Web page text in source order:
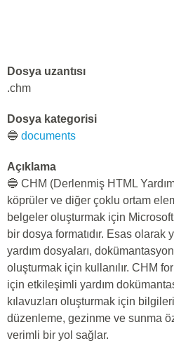
Dosya uzantısı
.chm
Dosya kategorisi
🔵 documents
Açıklama
🔵 CHM (Derlenmiş HTML
köprüler ve diğer çoklu ortam
belgeler oluşturmak için
bir dosya formatıdır. Esas olarak
yardım dosyaları,
oluşturmak için kullanılır. CHM
için etkileşimli yardım
kılavuzları oluşturmak için
düzenleme, gezinme ve sunma
verimli bir yol sağlar.